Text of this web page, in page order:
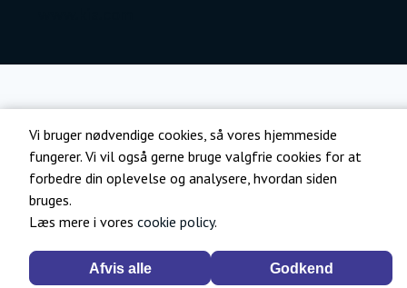
Vi bruger nødvendige cookies, så vores hjemmeside
fungerer. Vi vil også gerne bruge valgfrie cookies for at
forbedre din oplevelse og analysere, hvordan siden
bruges.
Læs mere i vores cookie policy.
Afvis alle Godkend